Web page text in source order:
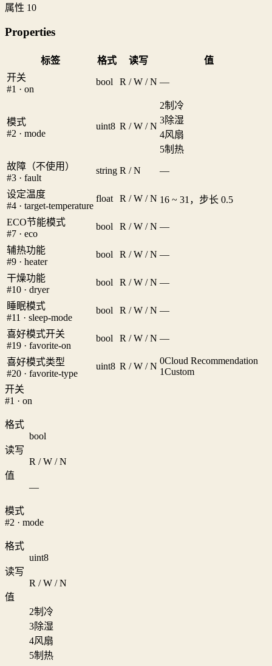
属性 10
Properties
标签 格式 读写
值
开关
#1 · on
bool R / W / N —
模式
#2 · mode
uint8 R / W / N
2制冷
3除湿
4风扇
5制热
故障（不使用）
#3 · fault
string R / N —
设定温度
#4 · target-temperature
float R / W / N 16 ~ 31，步长 0.5
ECO节能模式
#7 · eco
bool R / W / N —
辅热功能
#9 · heater
bool R / W / N —
干燥功能
#10 · dryer
bool R / W / N —
睡眠模式
#11 · sleep-mode
bool R / W / N —
喜好模式开关
#19 · favorite-on
bool R / W / N —
喜好模式类型
#20 · favorite-type
uint8 R / W / N
0Cloud Recommendation
1Custom
开关
#1 · on
格式
bool
读写
R / W / N
值
—
模式
#2 · mode
格式
uint8
读写
R / W / N
值
2制冷
3除湿
4风扇
5制热